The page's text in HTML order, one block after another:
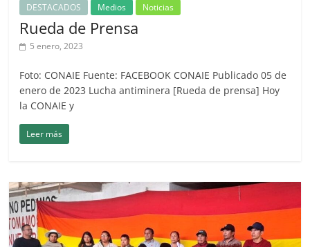
DESTACADOS Medios Noticias
Rueda de Prensa
5 enero, 2023
Foto: CONAIE Fuente: FACEBOOK CONAIE Publicado 05 de
enero de 2023 Lucha antiminera [Rueda de prensa] Hoy
la CONAIE y
Leer más